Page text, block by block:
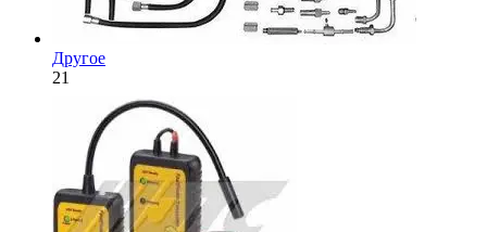
Другое
21